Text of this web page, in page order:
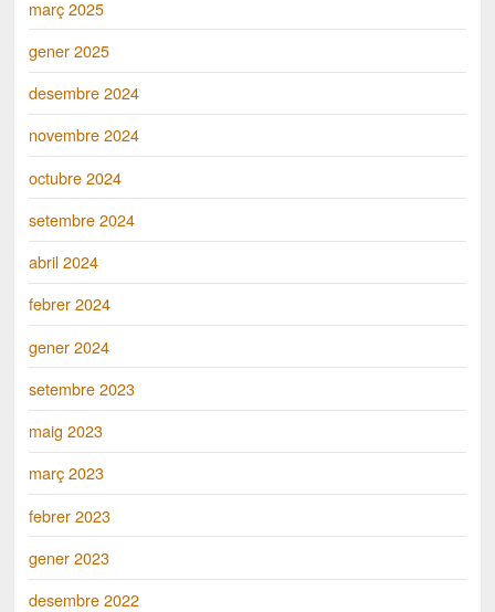
març 2025
gener 2025
desembre 2024
novembre 2024
octubre 2024
setembre 2024
abril 2024
febrer 2024
gener 2024
setembre 2023
maig 2023
març 2023
febrer 2023
gener 2023
desembre 2022